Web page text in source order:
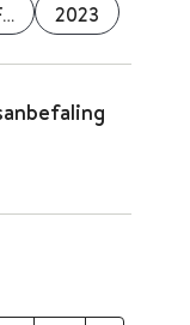
Folkehelseinstituttet (FHI) 2023